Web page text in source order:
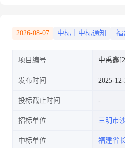
2026-08-07 中标｜中标通知 福
项目编号 中禹鑫
发布时间 2025-
投标截止时间
招标单位 三明市
中标单位 福建省